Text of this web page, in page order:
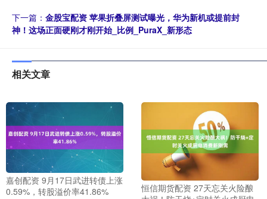
下一篇： 金股宝配资 苹果折叠屏测试曝光，华为新机或提前封
神！这场正面硬刚才刚开始_比例_PuraX_新形态
相关文章
嘉创配资 9月17日武进转债上涨
0.59%，转股溢价率41.86%
恒信期货配资 27天忘关火险酿